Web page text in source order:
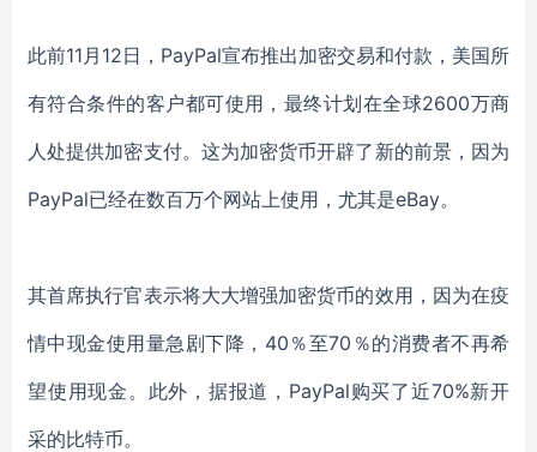
此前11月12日，PayPal宣布推出加密交易和付款，美国所
有符合条件的客户都可使用， 最终计划在全球2600万商
人处提供加密支付。这为加密货币开辟了新的前景，因为
PayPal已经在数百万个网站上使用 ， 尤其是eBay。
其首席执行官表示将大大增强加密货币的效用，因为在疫
情中现金使用量急剧下降， 40％至70％的消费者不再希
望使用现金。 此外，据报道， PayPal购买了近70%新开
采的比特币。